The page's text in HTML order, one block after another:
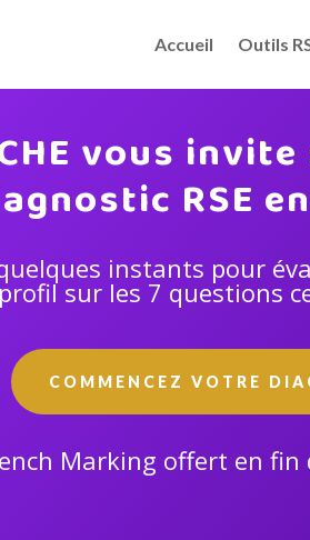
Accueil Outils
vous
RSE
instants pour
sur les 7 questions
COMMENCEZ VOTRE
Marking offert en fin